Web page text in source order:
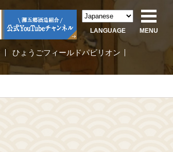
ひょうごフィールドパビリオン
LANGUAGE MENU